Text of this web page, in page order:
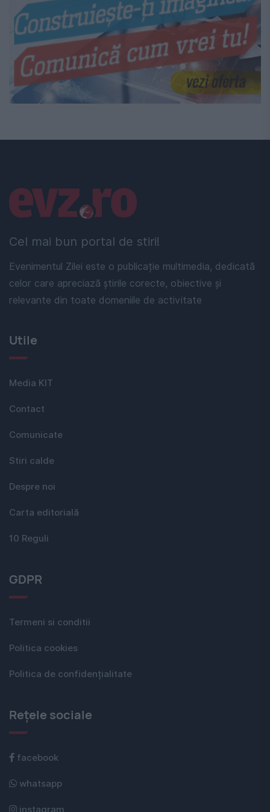
Cel mai bun portal de stiri!
Evenimentul Zilei este o publicație multimedia, dedicată
celor care apreciază știrile corecte, obiective și
relevante din toate domeniile de activitate
Linkuri utile
Utile
Media KIT
Contact
Comunicate
Stiri calde
Despre noi
Carta editorială
10 Reguli
GDPR
Termeni si conditii
Politica cookies
Politica de confidențialitate
Rețele sociale
facebook
whatsapp
instagram